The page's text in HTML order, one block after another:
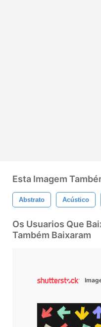
Esta Imagem
Abstrato Acústico
Os Usuarios Que
Também Baixaram